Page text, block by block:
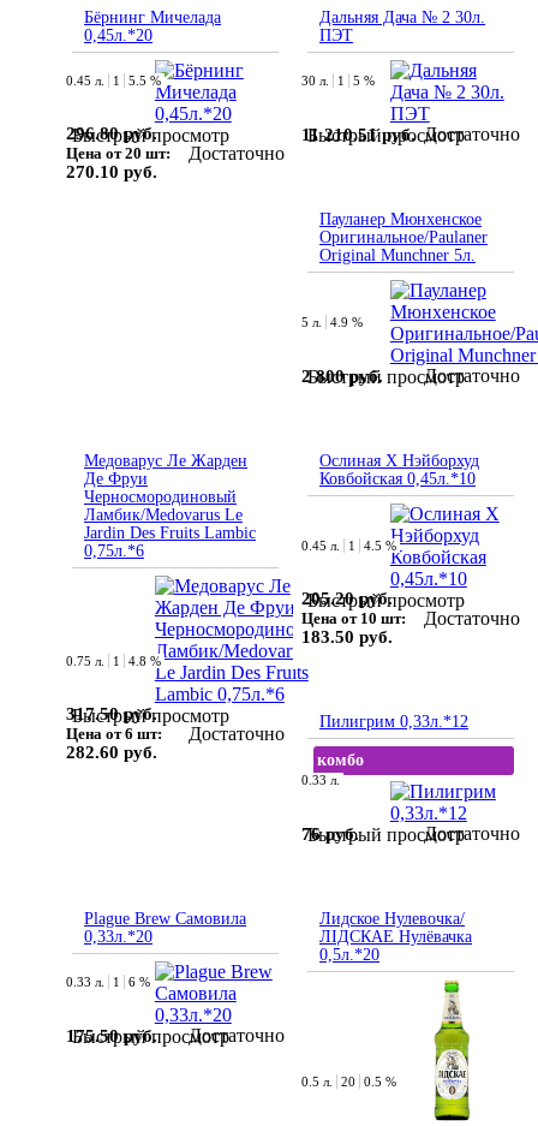
Бёрнинг Мичелада
0,45л.*20
Быстрый просмотр
0.45 л. 1 5.5 %
296.80 руб.
Цена от 20 шт:
270.10 руб.
Достаточно
Дальняя Дача № 2 30л.
ПЭТ
Быстрый просмотр
30 л. 1 5 %
11 210.51 руб. Достаточно
Пауланер Мюнхенское
Оригинальное/Paulaner
Original Munchner 5л.
Быстрый просмотр
5 л. 4.9 %
2 800 руб. Достаточно
Медоварус Ле Жарден
Де Фруи
Черносмородиновый
Ламбик/Medovarus Le
Jardin Des Fruits Lambic
0,75л.*6
Быстрый просмотр
0.75 л. 1 4.8 %
317.50 руб.
Цена от 6 шт:
282.60 руб.
Достаточно
Ослиная Х Нэйборхуд
Ковбойская 0,45л.*10
Быстрый просмотр
0.45 л. 1 4.5 %
205.20 руб.
Цена от 10 шт:
183.50 руб.
Достаточно
Пилигрим 0,33л.*12
комбо
Быстрый просмотр
0.33 л.
76 руб. Достаточно
Plague Brew Самовила
0,33л.*20
Быстрый просмотр
0.33 л. 1 6 %
175.50 руб. Достаточно
Лидское Нулевочка/
ЛІДСКАЕ Нулёвачка
0,5л.*20
0.5 л. 20 0.5 %